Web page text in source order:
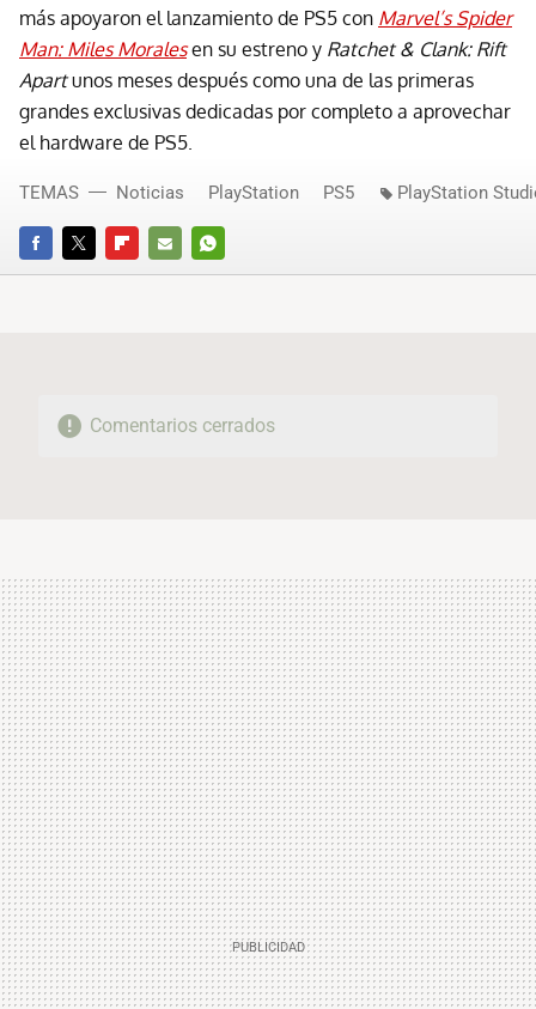
más apoyaron el lanzamiento de PS5 con Marvel’s Spider
Man: Miles Morales en su estreno y Ratchet & Clank: Rift
Apartunos meses después como una de las primeras
grandes exclusivas dedicadas por completo a aprovechar
el hardware de PS5.
FACEBOOKTWITTERFLIPBOARD
E-
WHATSAPP
TEMAS Noticias PlayStation PS5 PlayStation
Comentarios cerrados